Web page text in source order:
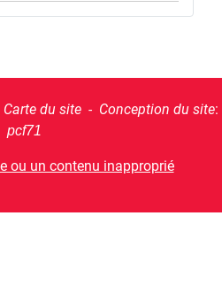
du site - Conception du site:
pcf71
ou un contenu inapproprié